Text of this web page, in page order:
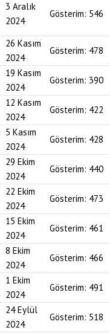
3 Aralık
2024
Gösterim: 546
26 Kasım
2024
Gösterim: 478
19 Kasım
2024
Gösterim: 390
12 Kasım
2024
Gösterim: 422
5 Kasım
2024
Gösterim: 428
29 Ekim
2024
Gösterim: 440
22 Ekim
2024
Gösterim: 473
15 Ekim
2024
Gösterim: 461
8 Ekim
2024
Gösterim: 466
1 Ekim
2024
Gösterim: 491
24 Eylül
2024
Gösterim: 518